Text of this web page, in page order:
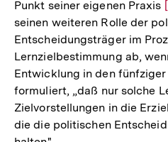
Punkt seiner eigenen Praxis
seinen weiteren Rolle der
Entscheidungsträger im
Lernzielbestimmung ab,
Entwicklung in den
formuliert, „daß nur solche
Zielvorstellungen in die
die die politischen